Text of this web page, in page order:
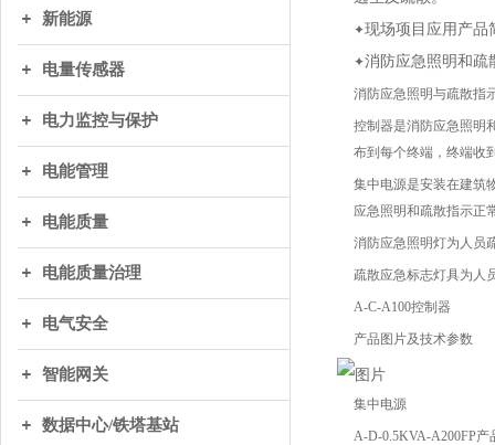
新能源
电量传感器
电力监控与保护
电能管理
电能质量
电能质量治理
电气安全
智能网关
数据中心/铁塔基站
✦现场项目应用产品
✦消防应急照明和疏
消防应急照明与疏散指
控制器是消防应急照明
布到每个终端，终端收
集中电源是安装在建筑
应急照明和疏散指示正
消防应急照明灯为人员
疏散应急标志灯具为人
A-C-A100控制器
产品图片及技术参数
集中电源
A-D-0.5KVA-A200FP产